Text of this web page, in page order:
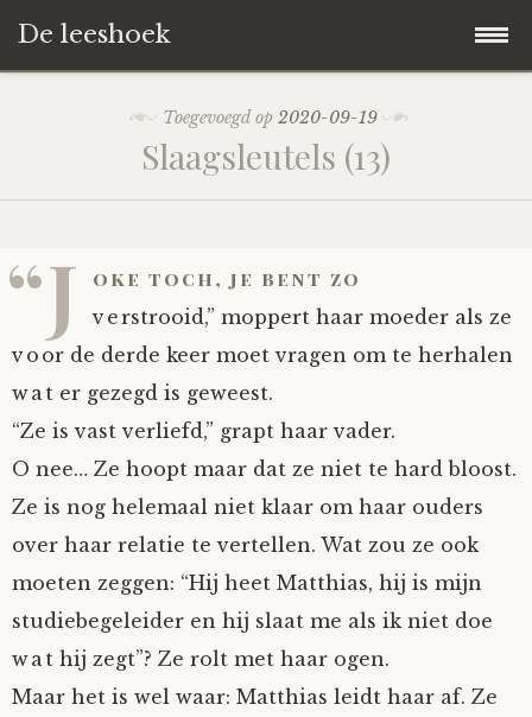
De leeshoek
De Leeshoek
Wie zijn we?
Nieuw op de site
Woordenboek
De hele kast
Alternatieve straffen
Instrumenten
Op ontdekkingsreis
Posities
Spelletjes
Hoe geef je?
Hoe krijg je?
Instrumenten
Alle verhalen
Verhalen van De Leeshoek
Algae
Ben Hands-on
Verhalen van de HD-site
Verhalen van Anne en Bill
Anne
Interactieve verhalen
Polls
Averechts
Mijn Account
Toegevoegd op 2020-09-19
Slaagsleutels (13)
“J oke toch, je bent zo
verstrooid,” moppert haar moeder als ze
voor de derde keer moet vragen om te herhalen
wat er gezegd is geweest.
“Ze is vast verliefd,” grapt haar vader.
O nee… Ze hoopt maar dat ze niet te hard bloost.
Ze is nog helemaal niet klaar om haar ouders
over haar relatie te vertellen. Wat zou ze ook
moeten zeggen: “Hij heet Matthias, hij is mijn
studiebegeleider en hij slaat me als ik niet doe
wat hij zegt”? Ze rolt met haar ogen.
Maar het is wel waar: Matthias leidt haar af. Ze